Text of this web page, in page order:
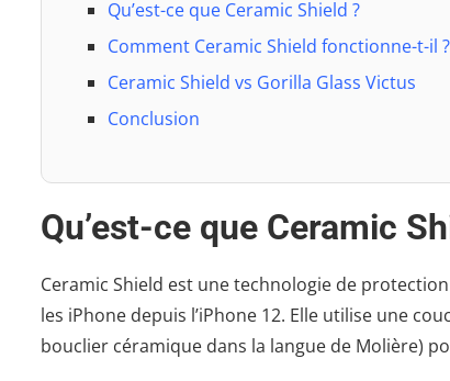
Qu’est-ce que Ceramic Shield ?
Comment Ceramic Shield fonctionne-t-il ?
Ceramic Shield vs Gorilla Glass Victus
Conclusion
Qu’est-ce que Ceramic
Ceramic Shield est une technologie de
les iPhone depuis l’iPhone 12. Elle utilise une
bouclier céramique dans la langue de Molière)